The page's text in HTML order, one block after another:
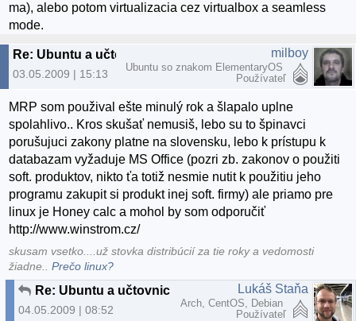
ma), alebo potom virtualizacia cez virtualbox a seamless
mode.
03.05.2009 | 15:13
milboy
Ubuntu so znakom ElementaryOS
Používateľ
MRP som použival ešte minulý rok a šlapalo uplne
spolahlivo.. Kros skušať nemusiš, lebo su to špinavci
porušujuci zakony platne na slovensku, lebo k prístupu k
databazam vyžaduje MS Office (pozri zb. zakonov o použiti
soft. produktov, nikto ťa totiž nesmie nutit k použitiu jeho
programu zakupit si produkt inej soft. firmy) ale priamo pre
linux je Honey calc a mohol by som odporučiť
http://www.winstrom.cz/
skusam vsetko....už stovka distribúcií za tie roky a vedomosti
žiadne..Prečo linux?
04.05.2009 | 08:52
Lukáš Staňa
Arch, CentOS, Debian
Používateľ